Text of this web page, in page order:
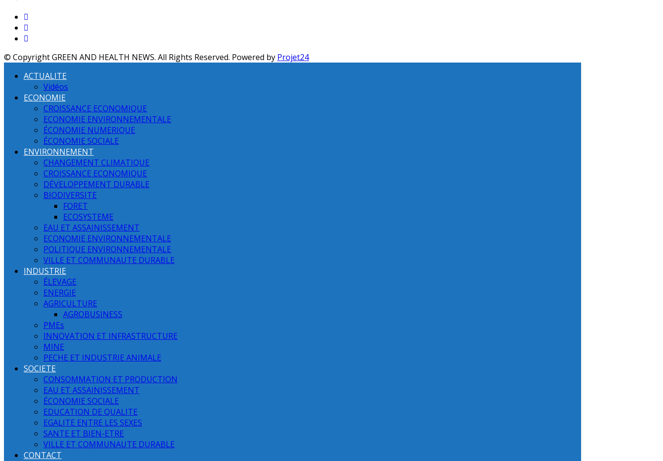
© Copyright GREEN AND HEALTH NEWS. All Rights Reserved. Powered by Projet24
ACTUALITE
Vidéos
ECONOMIE
CROISSANCE ECONOMIQUE
ECONOMIE ENVIRONNEMENTALE
ÉCONOMIE NUMERIQUE
ÉCONOMIE SOCIALE
ENVIRONNEMENT
CHANGEMENT CLIMATIQUE
CROISSANCE ECONOMIQUE
DÉVELOPPEMENT DURABLE
BIODIVERSITE
FORET
ECOSYSTEME
EAU ET ASSAINISSEMENT
ECONOMIE ENVIRONNEMENTALE
POLITIQUE ENVIRONNEMENTALE
VILLE ET COMMUNAUTE DURABLE
INDUSTRIE
ÉLEVAGE
ENERGIE
AGRICULTURE
AGROBUSINESS
PMEs
INNOVATION ET INFRASTRUCTURE
MINE
PECHE ET INDUSTRIE ANIMALE
SOCIETE
CONSOMMATION ET PRODUCTION
EAU ET ASSAINISSEMENT
ÉCONOMIE SOCIALE
EDUCATION DE QUALITE
EGALITE ENTRE LES SEXES
SANTE ET BIEN-ETRE
VILLE ET COMMUNAUTE DURABLE
CONTACT